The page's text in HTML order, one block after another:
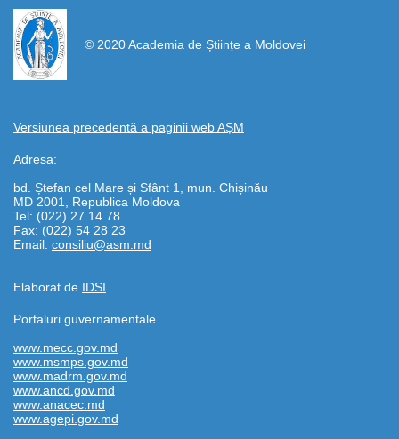
© 2020 Academia de Științe a Moldovei
Versiunea precedentă a paginii web AȘM
Adresa:
bd. Ștefan cel Mare și Sfânt 1, mun. Chișinău
MD 2001, Republica Moldova
Tel: (022) 27 14 78
Fax: (022) 54 28 23
Email: consiliu@asm.md
Elaborat de IDSI
https://propletenie.ru/
Portaluri guvernamentale
www.mecc.gov.md
www.msmps.gov.md
www.madrm.gov.md
www.ancd.gov.md
www.anacec.md
www.agepi.gov.md